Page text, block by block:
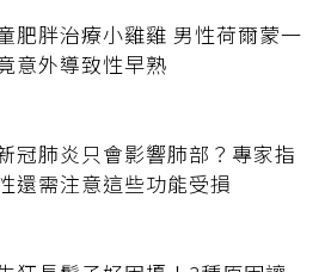
肥胖治療小雞雞 男性荷爾蒙一
意外導致性早熟
冠肺炎只會影響肺部？專家指
還需注意這些功能受損